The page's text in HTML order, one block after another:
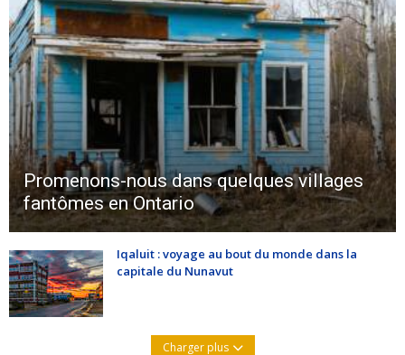
Promenons-nous dans quelques villages
fantômes en Ontario
Iqaluit : voyage au bout du monde dans la
capitale du Nunavut
Charger plus